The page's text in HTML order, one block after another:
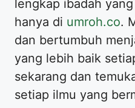
lengkap ibadah
hanya di umroh.co.
dan bertumbuh
yang lebih baik
sekarang dan
setiap ilmu yang